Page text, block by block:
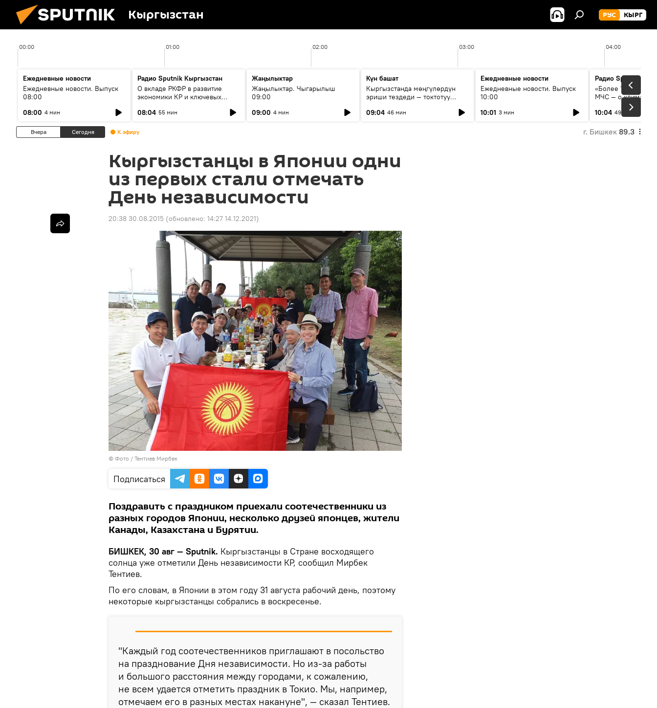
Кыргызстан РУС КЫРГ
00:00 01:00 02:00 03:00 04:00
Ежедневные новости
Ежедневные новости. Выпуск
08:00
08:00 4 мин
Радио Sputnik Кыргызстан
О вкладе РКФР в развитие
экономики КР и ключевых
08:04 55 мин
Жаңылыктар
Жаңылыктар. Чыгарылыш
09:00
09:00 4 мин
Күн башат
Кыргызстанда мөңгүлөрдүн
эриши тездеди — токтотуу
09:04 46 мин
Ежедневные новости
Ежедневные новости. Выпуск
10:00
10:01 3 мин
Радио Sputnik
«Более 1200 сёл в
МЧС — о климате,
системе
населения
10:04 49 мин
Вчера Сегодня К эфиру г. Бишкек 89.3
Кыргызстанцы в Японии одни
из первых стали отмечать
День независимости
20:38 30.08.2015 (обновлено: 14:27 14.12.2021)
© Фото / Тентиев Мирбек
Подписаться
Поздравить с праздником приехали соотечественники из
разных городов Японии, несколько друзей японцев, жители
Канады, Казахстана и Бурятии.
БИШКЕК, 30 авг — Sputnik. Кыргызстанцы в Стране восходящего
солнца уже отметили День независимости КР, сообщил Мирбек
Тентиев.
По его словам, в Японии в этом году 31 августа рабочий день, поэтому
некоторые кыргызстанцы собрались в воскресенье.
"Каждый год соотечественников приглашают в посольство
на празднование Дня независимости. Но из-за работы
и большого расстояния между городами, к сожалению,
не всем удается отметить праздник в Токио. Мы, например,
отмечаем его в разных местах накануне", — сказал Тентиев.